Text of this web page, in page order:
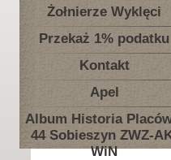
Żołnierze Wyklęci
Przekaż 1% podatku
Kontakt
Apel
Album Historia
44 Sobieszyn ZWZ-
WiN